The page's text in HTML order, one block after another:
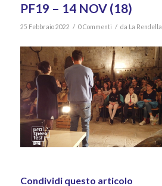
PF19 – 14 NOV (18)
25 Febbraio 2022 / 0 Commenti / da La Rendella
Condividi questo articolo